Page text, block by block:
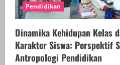
Pendidikan
Dinamika Kehidupan Kelas
Karakter Siswa: Perspektif
Antropologi Pendidikan